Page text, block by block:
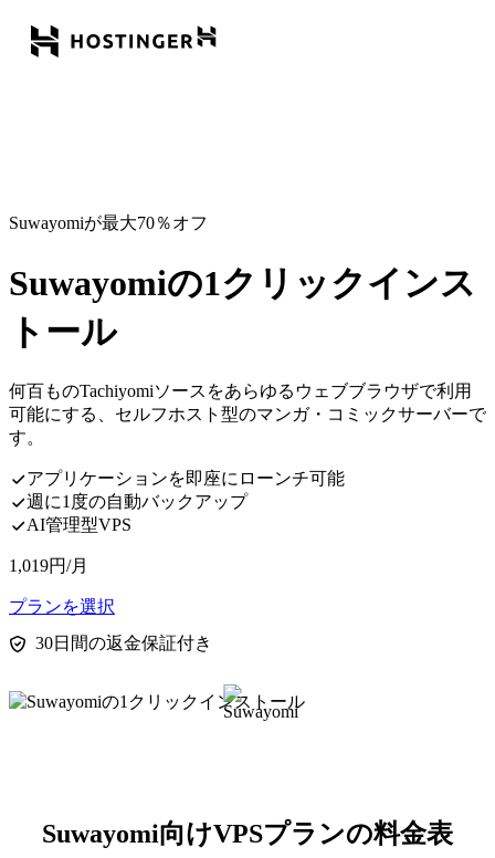
Suwayomiが最大70％オフ
Suwayomiの1クリックインス
トール
何百ものTachiyomiソースをあらゆるウェブブラウザで利用
可能にする、セルフホスト型のマンガ・コミックサーバーで
す。
アプリケーションを即座にローンチ可能
週に1度の自動バックアップ
AI管理型VPS
1,019円/月
プランを選択
30日間の返金保証付き
Suwayomi向けVPSプランの料金表